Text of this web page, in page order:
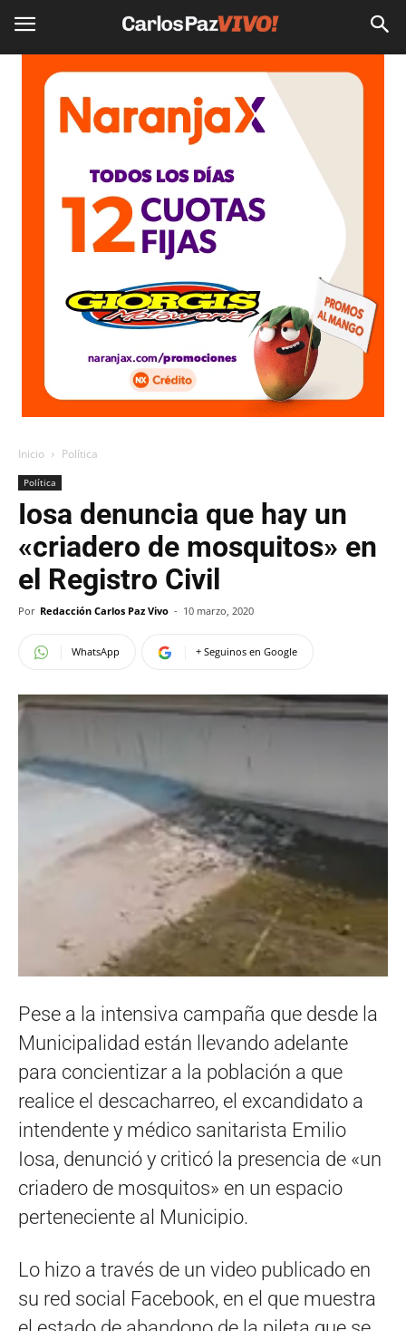
Inicio Política
Política
Iosa denuncia que hay un
«criadero de mosquitos» en
el Registro Civil
Por Redacción Carlos Paz Vivo - 10 marzo, 2020
WhatsApp + Seguinos en Google
Pese a la intensiva campaña que desde la
Municipalidad están llevando adelante
para concientizar a la población a que
realice el descacharreo, el excandidato a
intendente y médico sanitarista Emilio
Iosa, denunció y criticó la presencia de «un
criadero de mosquitos» en un espacio
perteneciente al Municipio.
Lo hizo a través de un video publicado en
su red social Facebook, en el que muestra